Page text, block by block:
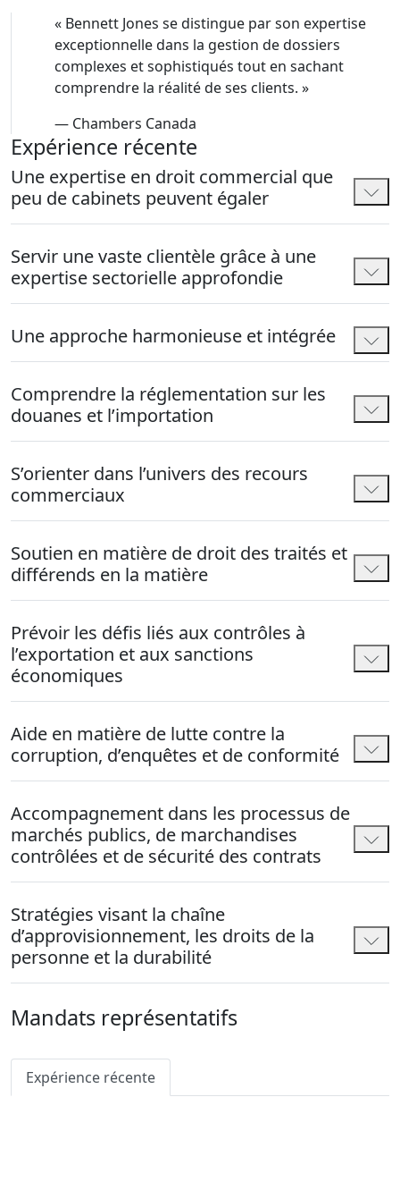
« Bennett Jones se distingue par son expertise
exceptionnelle dans la gestion de dossiers
complexes et sophistiqués tout en sachant
comprendre la réalité de ses clients. »
— Chambers Canada
Expérience récente
Une expertise en droit commercial que
peu de cabinets peuvent égaler
Servir une vaste clientèle grâce à une
expertise sectorielle approfondie
Une approche harmonieuse et intégrée
Comprendre la réglementation sur les
douanes et l’importation
S’orienter dans l’univers des recours
commerciaux
Soutien en matière de droit des traités et
différends en la matière
Prévoir les défis liés aux contrôles à
l’exportation et aux sanctions
économiques
Aide en matière de lutte contre la
corruption, d’enquêtes et de conformité
Accompagnement dans les processus de
marchés publics, de marchandises
contrôlées et de sécurité des contrats
Stratégies visant la chaîne
d’approvisionnement, les droits de la
personne et la durabilité
Mandats représentatifs
Expérience récente